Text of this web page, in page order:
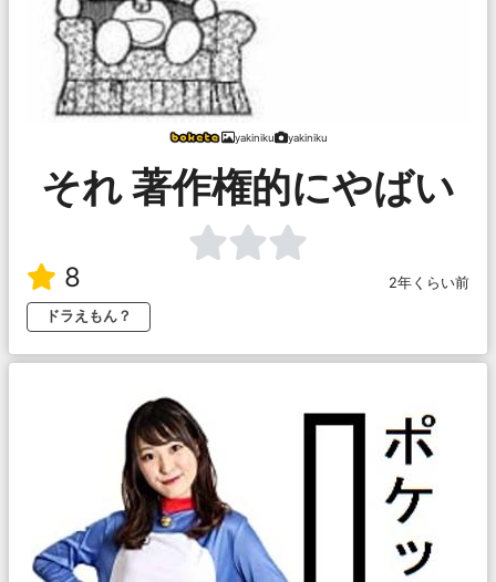
yakiniku yakiniku
それ 著作権的にやばい
8
2年くらい前
ドラえもん？